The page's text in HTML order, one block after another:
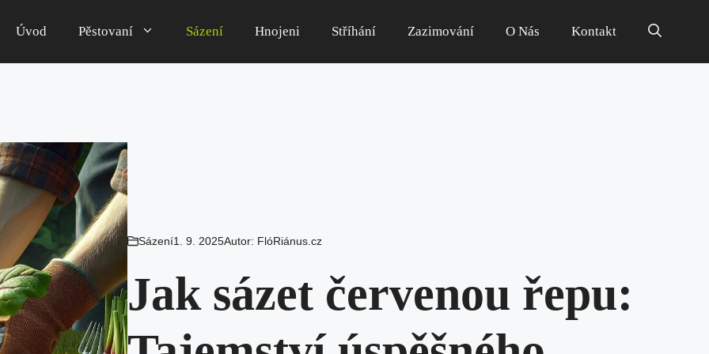
Úvod Pěstovaní Sázení Hnojeni Stříhání Zazimování O Nás Kontakt
Sázení1. 9. 2025Autor: FlóRiánus.cz
Jak sázet červenou řepu: